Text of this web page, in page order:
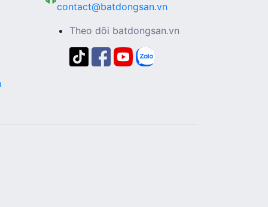
contact@batdongsan.vn
Theo dõi batdongsan.vn